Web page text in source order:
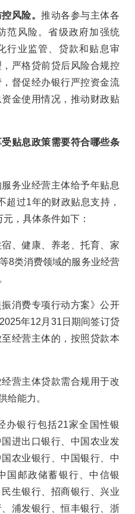
风险。推动各参与主体各
范风险。省级政府加强统
行业监管、贷款和贴息审
严格贷前贷后风险合规控
督促经办银行严控资金流
金使用情况，推动财政贴
贴息政策需要符合哪些条
业经营主体给予年贴息
超过1年的财政贴息支持，
，具体条件如下：
、健康、养老、托育、家
8类消费领域的服务业经营
消费专项行动方案》公开
年12月31日期间签订贷
经营主体的，按照贷款本
经营主体贷款需合规用于改
给能力。
办银行包括21家全国性银
进出口银行、中国农业发
农业银行、中国银行、中
国邮政储蓄银行、中信银
生银行、招商银行、兴业
浦发银行、恒丰银行、浙